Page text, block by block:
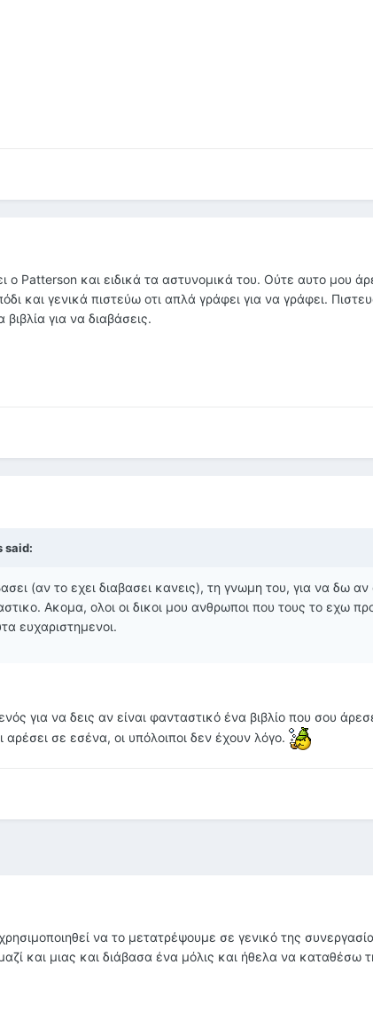
ο Patterson και ειδικά τα αστυνομικά του. Ούτε αυτο μου
και γενικά πιστεύω οτι απλά γράφει για να γράφει.
για να διαβάσεις.
said:
(αν το εχει διαβασει κανεις), τη γνωμη του, για να δω
Ακομα, ολοι οι δικοι μου ανθρωποι που τους το εχω
ευχαριστημενοι.
για να δεις αν είναι φανταστικό ένα βιβλίο που σου
αρέσει σε εσένα, οι υπόλοιποι δεν έχουν λόγο.
να το μετατρέψουμε σε γενικό της
και μιας και διάβασα ένα μόλις και ήθελα να καταθέσω